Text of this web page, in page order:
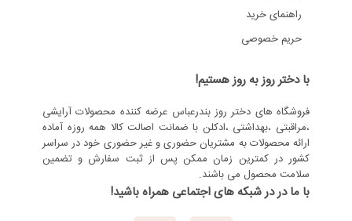
راهنمای خرید
حریم خصوصی
با دختر روز به روز هستیم!
فروشگاه های دختر روز بندرعباس عرضه کننده محصولات آرایشی
،مراقبتی ،بهداشتی ،ادکلن با ضمانت اصالت کالا همه روزه آماده
ارائه محصولات به مشتریان حضوری و غیر حضوری خود در سراسر
کشور در کمترین زمان ممکن پس از ثبت سفارش و تضمین
سلامت محصول می باشند.
با ما در در شبکه های اجتماعی همراه باشید!